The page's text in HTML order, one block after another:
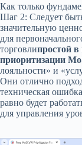
Как только
Шаг 2: Следует
значительную
для
торговлипростой в
приоритизации
лояльности» и
Они отлично
техническая
равно будет
для управления